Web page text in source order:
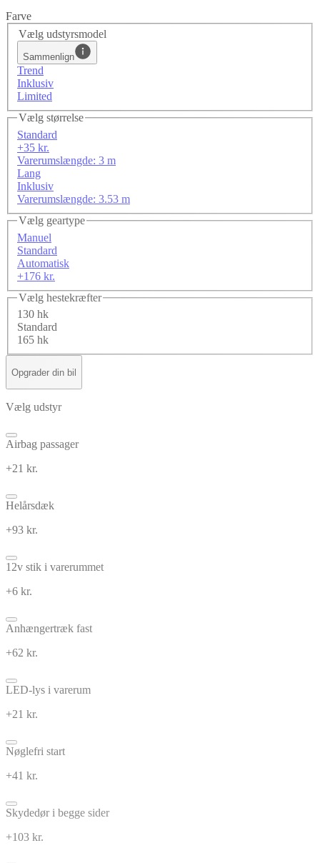
Farve
Vælg udstyrsmodel
Sammenlign
Trend
Inklusiv
Limited
Vælg størrelse
Standard
+35 kr.
Varerumslængde: 3 m
Lang
Inklusiv
Varerumslængde: 3.53 m
Vælg geartype
Manuel
Standard
Automatisk
+176 kr.
Vælg hestekræfter
130 hk
Standard
165 hk
Opgrader din bil
Vælg udstyr
Airbag passager
+21 kr.
Helårsdæk
+93 kr.
12v stik i varerummet
+6 kr.
Anhængertræk fast
+62 kr.
LED-lys i varerum
+21 kr.
Nøglefri start
+41 kr.
Skydedør i begge sider
+103 kr.